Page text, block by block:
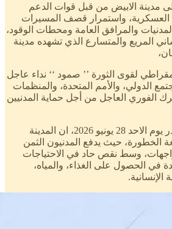
مدينة الابيض من قبل قوات الدعم
العسكرية، واستمرار قصف المسيرات
والمرافق العامة ومحطات الوقود،
المريع والمتسارع الذي تشهده مدينة
لقوى الثورة ’’ صمود ‘‘ نداء عاجل
الدولي، والأمم المتحدة، والمنظمات
الفوري العاجل من أجل حماية المدنيين
قال التحالف في بيان صدر يوم الاحد 28 يونيو 2026، ان المدينة
الخطورة، حيث يدفع المدنيون الثمن
وسط نقص حاد في الاحتياجات
في الحصول على الغذاء، والمياه،
الإنسانية.